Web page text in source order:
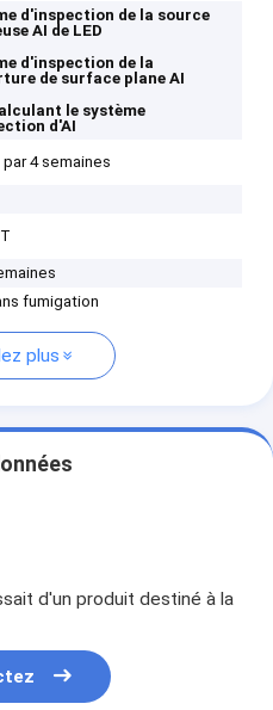
d'inspection de la source
AI de LED
d'inspection de la
de surface plane AI
le système
d'AI
par 4 semaines
fumigation
plus
d'un produit destiné à la